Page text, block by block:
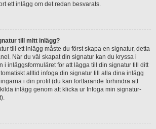
ett inlägg om det redan besvarats.
till mitt inlägg?
till ett inlägg måste du först skapa en signatur, detta
När du väl skapat din signatur kan du kryssa i
i inläggsformuläret för att lägga till din signatur till ditt
alltid infoga din signatur till alla dina inlägg
i din profil (du kan fortfarande förhindra att
inlägg genom att klicka ur Infoga min signatur-